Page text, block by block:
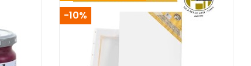
-10%